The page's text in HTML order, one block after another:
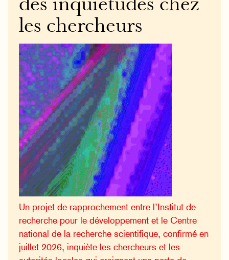
des inquiétudes chez
les chercheurs
Un projet de rapprochement entre l’Institut de
recherche pour le développement et le Centre
national de la recherche scientifique, confirmé en
juillet 2026, inquiète les chercheurs et les